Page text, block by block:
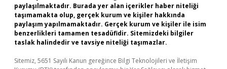
paylaşılmaktadır. Burada yer alan içerikler haber niteliği
taşımamakta olup, gerçek kurum ve kişiler hakkında
paylaşım yapılmamaktadır. Gerçek kurum ve kişiler ile isim
benzerlikleri tamamen tesadüfidir. Sitemizdeki bilgiler
taslak halindedir ve tavsiye niteliği taşımazlar.
Sitemiz, 5651 Sayılı Kanun gereğince Bilgi Teknolojileri ve İletişim